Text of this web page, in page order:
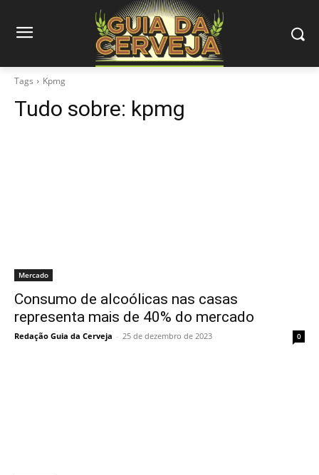
Tags Kpmg
Tudo sobre: kpmg
Mercado
Consumo de alcoólicas nas casas
representa mais de 40% do mercado
Redação Guia da Cerveja - 25 de dezembro de 2023 0